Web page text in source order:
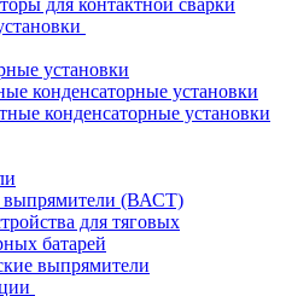
для контактной сварки
установки
конденсаторные установки
конденсаторные установки
выпрямители (ВАСТ)
для тяговых
батарей
выпрямители